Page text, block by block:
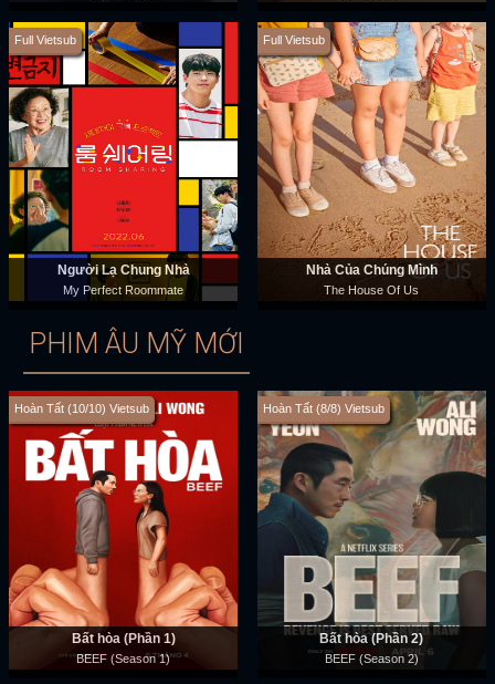
Full Vietsub
Người Lạ Chung Nhà
My Perfect Roommate
Full Vietsub
Nhà Của Chúng Mình
The House Of Us
PHIM ÂU MỸ MỚI
Hoàn Tất (10/10) Vietsub
Bất hòa (Phần 1)
BEEF (Season 1)
Hoàn Tất (8/8) Vietsub
Bất hòa (Phần 2)
BEEF (Season 2)